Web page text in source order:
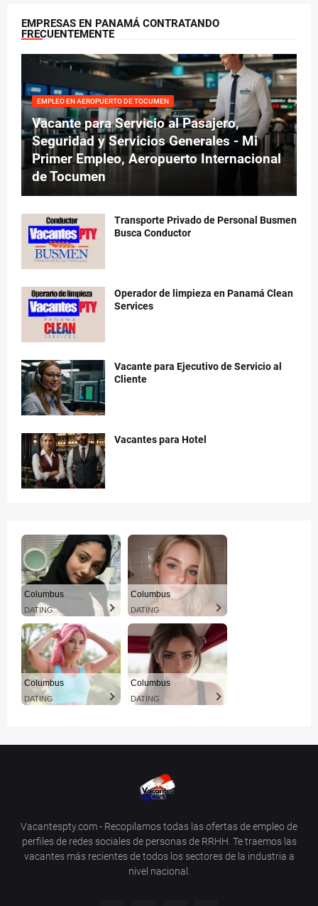
EMPRESAS EN PANAMÁ CONTRATANDO
FRECUENTEMENTE
EMPLEO EN AEROPUERTO DE TOCUMEN
Vacante para Servicio al Pasajero,
Seguridad y Servicios Generales - Mi
Primer Empleo, Aeropuerto Internacional
de Tocumen
Transporte Privado de Personal Busmen
Busca Conductor
Operador de limpieza en Panamá Clean
Services
Vacante para Ejecutivo de Servicio al
Cliente
Vacantes para Hotel
Columbus
DATING
Columbus
DATING
Columbus
DATING
Columbus
DATING
Vacantespty.com - Recopilamos todas las ofertas de empleo de
perfiles de redes sociales de personas de RRHH. Te traemos las
vacantes más recientes de todos los sectores de la industria a
nivel nacional.